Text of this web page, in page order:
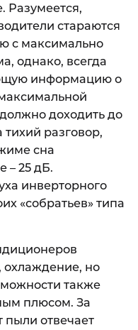
Разумеется,
стараются
с максимально
однако, всегда
информацию о
доходить до
тихий разговор,
сна
– 25 дБ.
инверторного
«собратьев» типа
охлаждение, но
также
плюсом. За
пыли отвечает